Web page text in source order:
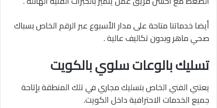
أيضا خدماتنا متاحة على مدار الأسبوع عبر الرقم الخاص بسباك
صحي ماهر وبدون تكاليف عالية .
تسليك بالوعات سلوي بالكويت
يعتني الفني الخاص بتسليك مجاري في تلك المنطقة بإتاحة
جميع الخدمات الاحترافية داخل الكويت.